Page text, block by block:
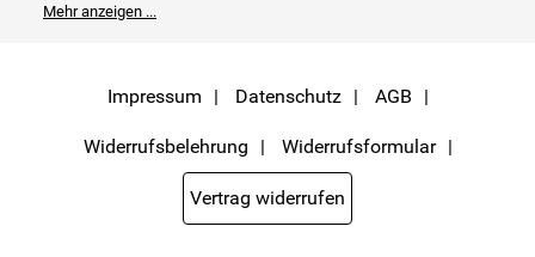
weitergegeben. Zu statistischen Zwecken wird in anonymer Form
kann ich jederzeit mit Wirkung für die Zukunft widerrufen, indem ich
den Link "Abmelden" am Ende des Newsletters anklicke oder die Option
habe ich zur Kenntnis genommen.
Mehr anzeigen ...
Impressum Datenschutz AGB
Widerrufsbelehrung Widerrufsformular
Vertrag widerrufen